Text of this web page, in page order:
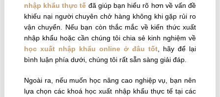
nhập khẩu thực tế đã giúp bạn hiểu rõ hơn về vấn đề
khiếu nại người chuyên chở hàng không khi gặp rủi ro
vận chuyển. Nếu bạn còn thắc mắc về kiến thức xuất
nhập khẩu hoặc cần chúng tôi chia sẻ kinh nghiệm về
học xuất nhập khẩu online ở đâu tốt , hãy để lại
bình luận phía dưới, chúng tôi rất sẵn sàng giải đáp.
Ngoài ra, nếu muốn học nâng cao nghiệp vụ, bạn nên
lựa chọn các khoá học xuất nhập khẩu thực tế tại các